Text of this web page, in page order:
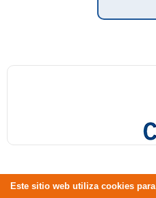
Este sitio web utiliza cookies